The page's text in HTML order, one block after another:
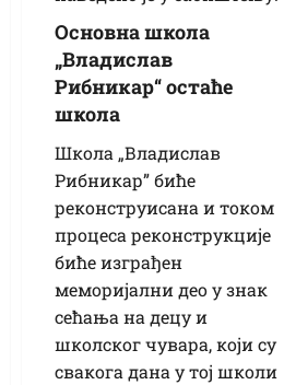
Основна школа
„Владислав
Рибникар“ остаће
школа
Школа „Владислав
Рибникар” биће
реконструисана и током
процеса реконструкције
биће изграђен
меморијални део у знак
сећања на децу и
школског чувара, који су
свакога дана у тој школи